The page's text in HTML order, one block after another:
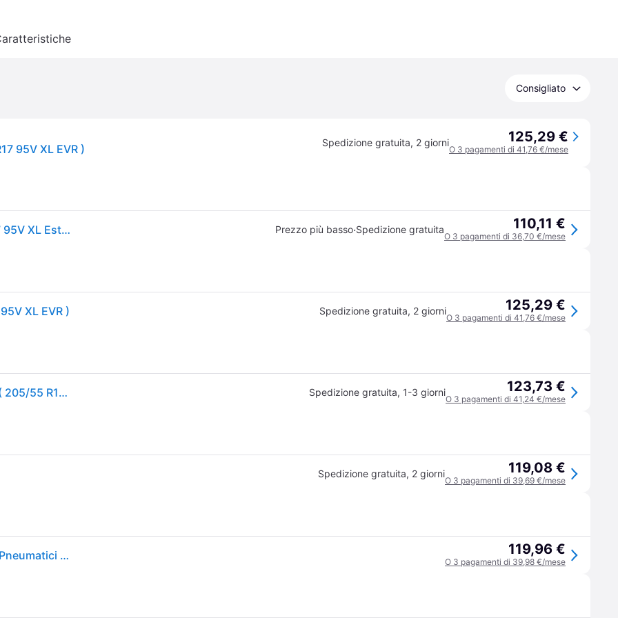
Consigliato
95V XL EVR ) Spedizione gratuita, 2 giorni 125,29 €
O 3 pagamenti di 41,76 €/mese
GOODYEAR EfficientGrip Performance 2 205/55 R17 95V XL Estate Prezzo più basso·Spedizione gratuita 110,11 €
O 3 pagamenti di 36,70 €/mese
XL EVR ) Spedizione gratuita, 2 giorni 125,29 €
O 3 pagamenti di 41,76 €/mese
Goodyear So car-tyres EfficientGrip Performance 2 ( 205/55 R17 95V XL EDR ) Spedizione gratuita, 1-3 giorni 123,73 €
O 3 pagamenti di 41,24 €/mese
Spedizione gratuita, 2 giorni 119,08 €
O 3 pagamenti di 39,69 €/mese
Goodyear Efficientgrip Perfor 205/55 R17 95V auto Pneumatici estivi Pneumatici 542453 119,96 €
O 3 pagamenti di 39,98 €/mese